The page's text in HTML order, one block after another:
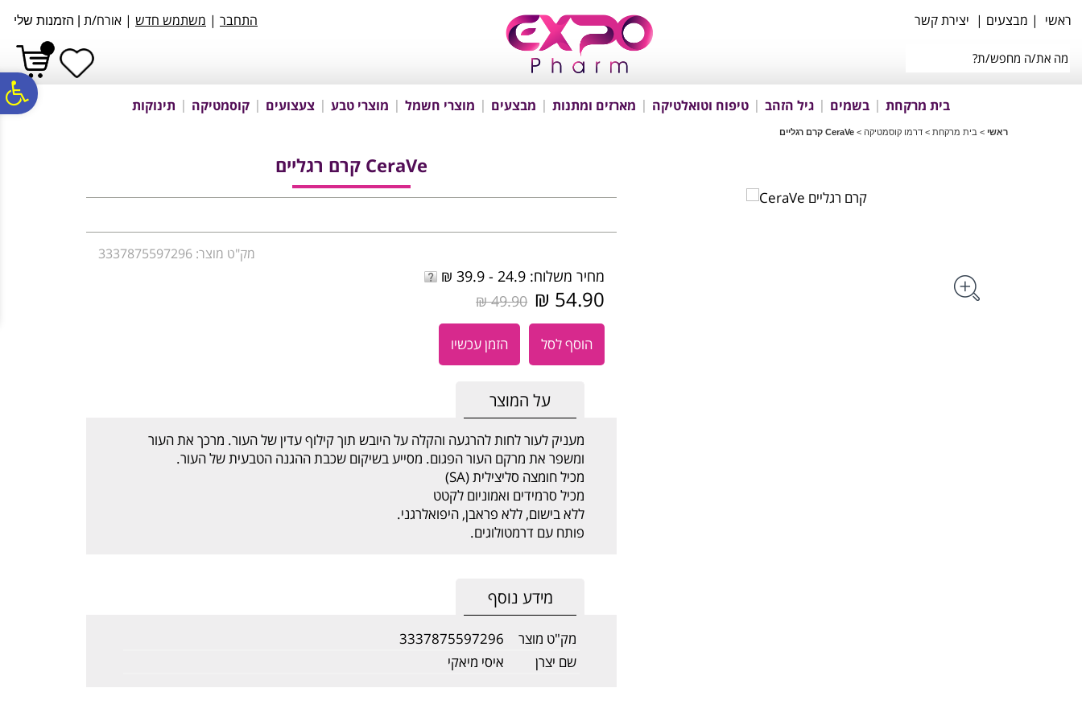
נגישות
אתר
המרכזי
ראשי | מבצעים | יצירת קשר התחבר | משתמש חדש | אורח/ת הזמנות שלי
בית מרקחת בשמים גיל הזהב טיפוח וטואלטיקה מארזים ומתנות מבצעים מוצרי חשמל מוצרי טבע צעצועים קוסמטיקה תינוקות
ראשי > בית מרקחת > דרמו קוסמטיקה > CeraVe קרם רגליים
CeraVe קרם רגליים
מק"ט מוצר: 3337875597296
מחיר משלוח: 24.9 - 39.9 ₪
54.90 ₪
49.90 ₪
הוסף לסל הזמן עכשיו
על המוצר
מעניק לעור לחות להרגעה והקלה על היובש תוך קילוף עדין של העור. מרכך את העור
ומשפר את מרקם העור הפגום. מסייע בשיקום שכבת ההגנה הטבעית של העור.
מכיל חומצה סליצילית (SA)
מכיל סרמידים ואמוניום לקטט
ללא בישום, ללא פראבן, היפואלרגני.
פותח עם דרמטולוגים.
מידע נוסף
מק"ט מוצר
3337875597296
שם יצרן
איסי מיאקי